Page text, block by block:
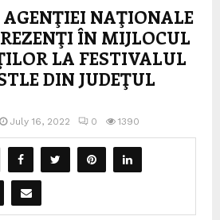
NAŢIONALE
ÎN MIJLOCUL
LA FESTIVALUL
DIN JUDEŢUL
July 16, 2022 0 1390